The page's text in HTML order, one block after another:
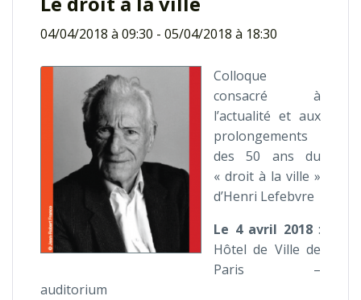
04/04/2018 à 09:30 - 05/04/2018 à 18:30
Colloque
consacré à
l’actualité et aux
prolongements
des 50 ans du
« droit à la ville »
d’Henri Lefebvre
Le 4 avril 2018:
Hôtel de Ville de
Paris –
auditorium